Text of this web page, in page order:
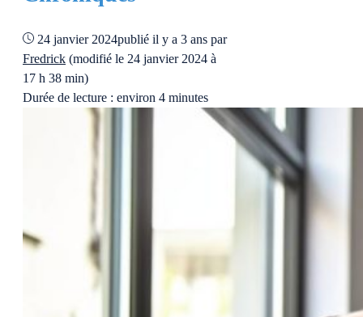
24 janvier 2024publié il y a 3 ans par
Fredrick (modifié le 24 janvier 2024 à
17 h 38 min)
Durée de lecture : environ 4 minutes